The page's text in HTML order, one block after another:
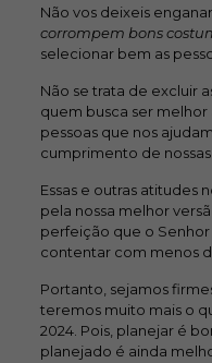
Não vos deixeis
corrompem bons
selecionar bem as
Não se trata de excluir
quem busca ser melhor
pessoas que nos
cumprimento de nossas
Essas e outras atitudes
pela nossa melhor
perfeição que o
contentar com menos
Portanto, sejamos
teremos muito mais o
2024. Pois, planejar é
planejado é ainda